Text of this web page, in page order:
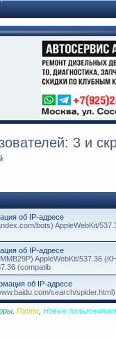
3 и
об IP-адресе
bots) AppleWebKit/
об IP-адресе
AppleWebKit/537.36
(compatib
об IP-адресе
search/spider.html)
Гости Новые